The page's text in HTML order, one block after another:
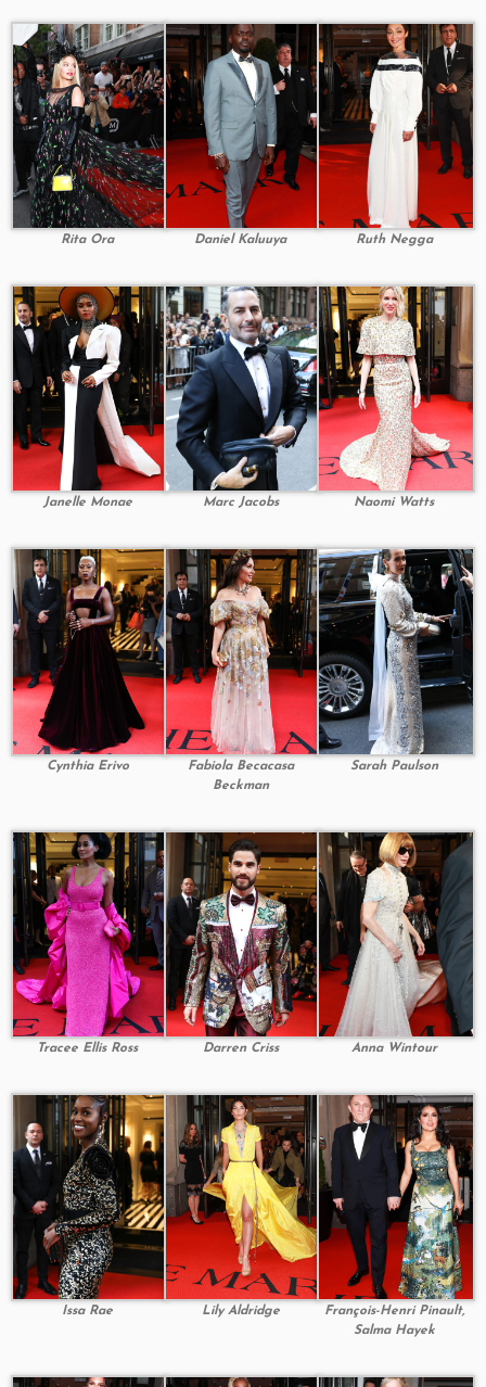
Rita Ora Daniel Kaluuya Ruth Negga
Janelle Monae Marc Jacobs Naomi Watts
Cynthia Erivo
Fabiola Becacasa
Beckman
Sarah Paulson
Tracee Ellis Ross Darren Criss Anna Wintour
Issa Rae Lily Aldridge
François-Henri Pinault,
Salma Hayek